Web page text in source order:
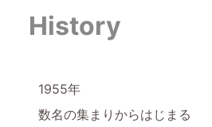
History
1955年
数名の集まりからはじまる